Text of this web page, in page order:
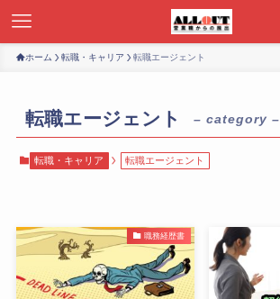
ホーム 転職・キャリア 転職エージェント
転職エージェント – category –
転職・キャリア 転職エージェント
職務経歴書